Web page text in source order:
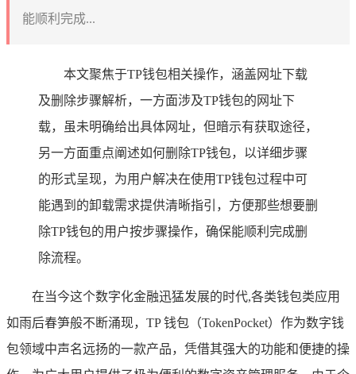
能顺利完成...
本文聚焦于TP钱包相关操作，涵盖网址下载
及删除步骤解析，一方面涉及TP钱包的网址下
载，虽未明确给出具体网址，但暗示有获取途径，
另一方面重点阐述如何删除TP钱包，以详细步骤
的形式呈现，为用户解决在使用TP钱包过程中可
能遇到的卸载需求提供清晰指引，方便那些想要删
除TP钱包的用户按步骤操作，确保能顺利完成删
除流程。
在当今这个数字化金融迅猛发展的时代,各类钱包类应用
如雨后春笋般不断涌现，TP 钱包（TokenPocket）作为数字钱
包领域中声名远扬的一款产品，凭借其强大的功能和便捷的操